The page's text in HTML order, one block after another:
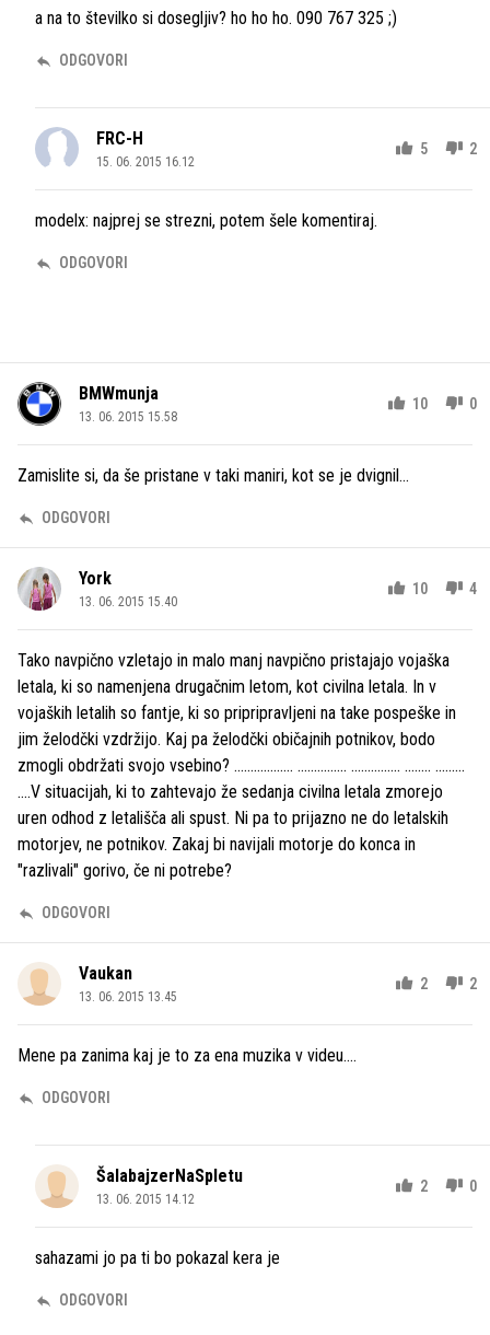
a na to številko si dosegljiv? ho ho ho. 090 767 325 ;)
ODGOVORI
FRC-H
15. 06. 2015 16.12
5 2
modelx: najprej se strezni, potem šele komentiraj.
ODGOVORI
BMWmunja
13. 06. 2015 15.58
10 0
Zamislite si, da še pristane v taki maniri, kot se je dvignil...
ODGOVORI
York
13. 06. 2015 15.40
10 4
Tako navpično vzletajo in malo manj navpično pristajajo vojaška
letala, ki so namenjena drugačnim letom, kot civilna letala. In v
vojaških letalih so fantje, ki so pripripravljeni na take pospeške in
jim želodčki vzdržijo. Kaj pa želodčki običajnih potnikov, bodo
zmogli obdržati svojo vsebino? .................. ............... ............... ........ .........
....V situacijah, ki to zahtevajo že sedanja civilna letala zmorejo
uren odhod z letališča ali spust. Ni pa to prijazno ne do letalskih
motorjev, ne potnikov. Zakaj bi navijali motorje do konca in
"razlivali" gorivo, če ni potrebe?
ODGOVORI
Vaukan
13. 06. 2015 13.45
2 2
Mene pa zanima kaj je to za ena muzika v videu....
ODGOVORI
ŠalabajzerNaSpletu
13. 06. 2015 14.12
2 0
sahazami jo pa ti bo pokazal kera je
ODGOVORI